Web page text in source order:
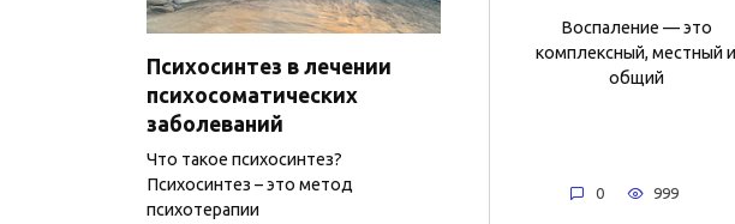
Психосинтез в лечении
психосоматических
заболеваний
Что такое психосинтез?
Психосинтез – это метод
психотерапии
Воспаление — это
комплексный, местный и
общий
0 999